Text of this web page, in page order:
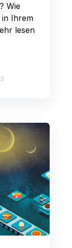
Wie
in Ihrem
lesen